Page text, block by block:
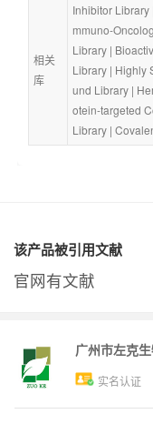
相关
库
Inhibitor Library |
mmuno-
Library |
Library | Highly
und Library |
otein-targeted
Library |
该产品被引用文献
官网有文献
广州市左克
实名认证